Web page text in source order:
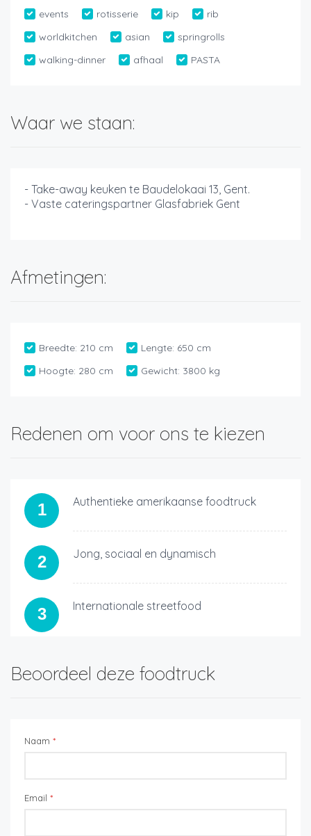
events
rotisserie kip
rib
worldkitchen
asian
springrolls
walking-dinner
afhaal PASTA
Waar we staan:
- Take-away keuken te Baudelokaai 13, Gent.
- Vaste cateringspartner Glasfabriek Gent
Afmetingen:
Breedte: 210 cm Lengte: 650 cm
Hoogte: 280 cm Gewicht: 3800 kg
Redenen om voor ons te kiezen
1 Authentieke amerikaanse foodtruck
2 Jong, sociaal en dynamisch
3 Internationale streetfood
Beoordeel deze foodtruck
Naam *
Email *